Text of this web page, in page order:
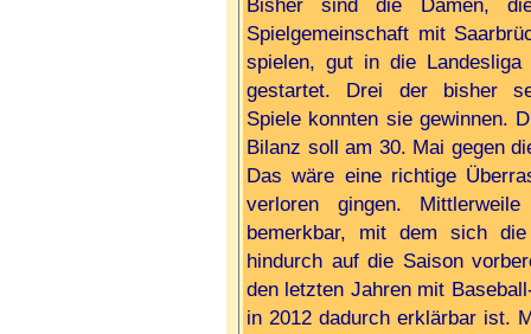
Bisher sind die Damen,
Spielgemeinschaft mit
spielen, gut in die Landesliga
gestartet. Drei der bisher
Spiele konnten sie gewinnen.
Bilanz soll am 30. Mai gegen
Das wäre eine richtige
verloren gingen.
bemerkbar, mit dem sich
hindurch auf die Saison
den letzten Jahren mit
in 2012 dadurch erklärbar ist.